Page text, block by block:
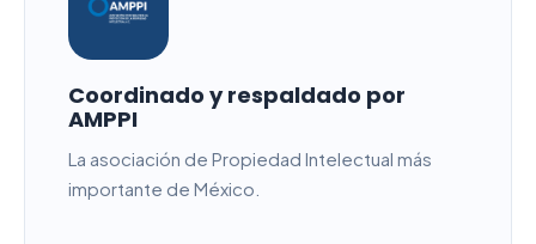
Coordinado y respaldado por
AMPPI
La asociación de Propiedad Intelectual más
importante de México.